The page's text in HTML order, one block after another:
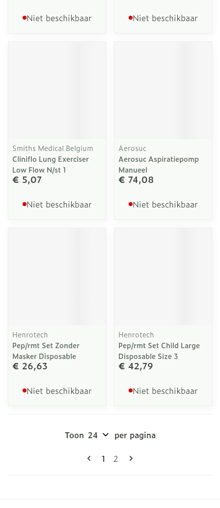
Niet beschikbaar Niet beschikbaar
Smiths Medical Belgium
Cliniflo Lung Exerciser
Low Flow N/st 1
€ 5,07
Niet beschikbaar
Aerosuc
Aerosuc Aspiratiepomp
Manueel
€ 74,08
Niet beschikbaar
Henrotech
Pep/rmt Set Zonder
Masker Disposable
€ 26,63
Niet beschikbaar
Henrotech
Pep/rmt Set Child Large
Disposable Size 3
€ 42,79
Niet beschikbaar
Pagina's
U lees momenteel pagina
1 Pagina
2
Toon per pagina